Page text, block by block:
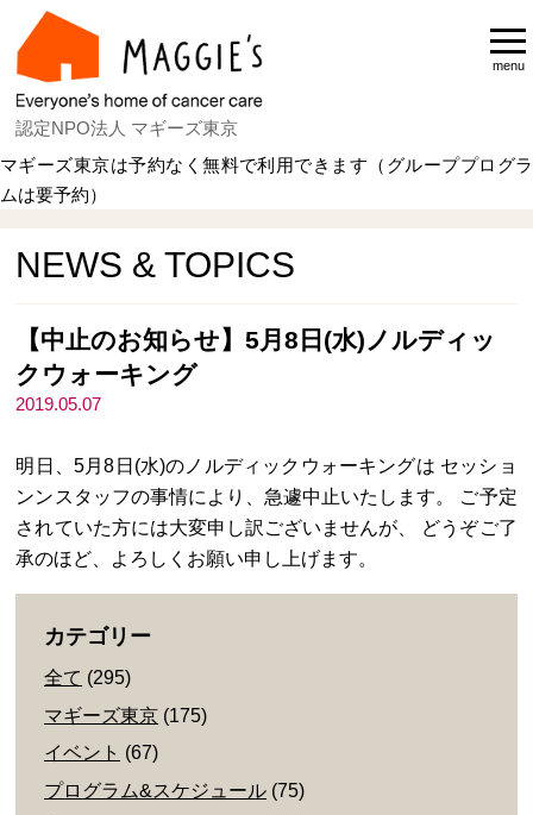
認定NPO法人 マギーズ東京
menu
マギーズ東京は予約なく無料で利用できます（グループプログラ
ムは要予約）
NEWS & TOPICS
【中止のお知らせ】5月8日(水)ノルディッ
クウォーキング
2019.05.07
明日、5月8日(水)のノルディックウォーキングは セッショ
ンンスタッフの事情により、急遽中止いたします。 ご予定
されていた方には大変申し訳ございませんが、 どうぞご了
承のほど、よろしくお願い申し上げます。
カテゴリー
全て (295)
マギーズ東京 (175)
イベント (67)
プログラム&スケジュール (75)